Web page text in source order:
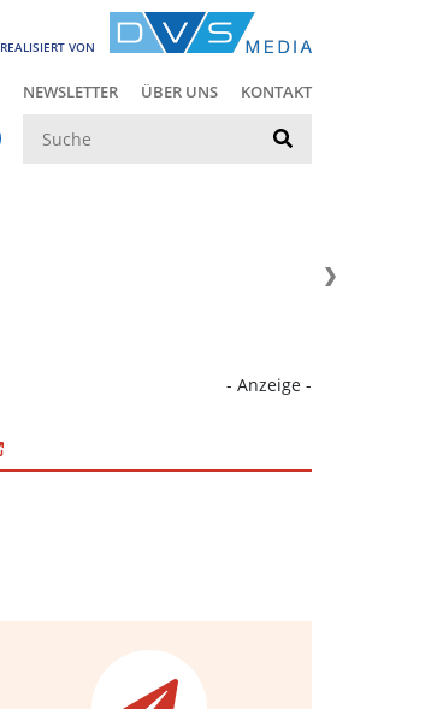
REALISIERT VON
NEWSLETTER ÜBER UNS KONTAKT
- Anzeige -